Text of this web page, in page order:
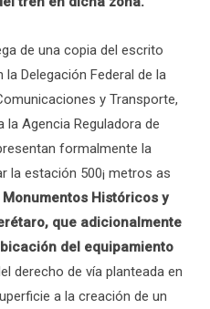
de una copia del escrito
Delegación Federal de la
y Transporte,
la Agencia Reguladora de
formalmente la
la estación 500¡ metros as
Monumentos Históricos y
que adicionalmente
del equipamiento
derecho de vía planteada en
a la creación de un